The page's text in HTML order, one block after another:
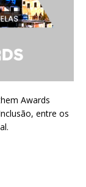
Awards
entre os